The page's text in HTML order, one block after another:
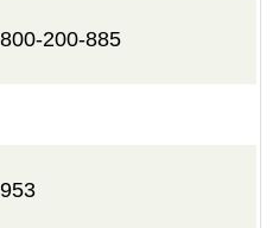
200-885